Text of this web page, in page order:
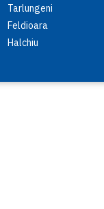
Tarlungeni
Feldioara
Halchiu